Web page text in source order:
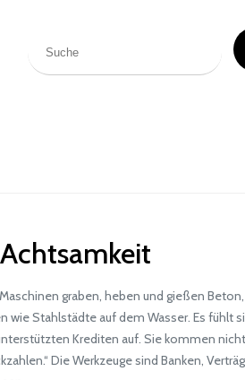
graben, heben und gießen Beton,
wie Stahlstädte auf dem Wasser. Es fühlt
Krediten auf. Sie kommen
Die Werkzeuge sind Banken,